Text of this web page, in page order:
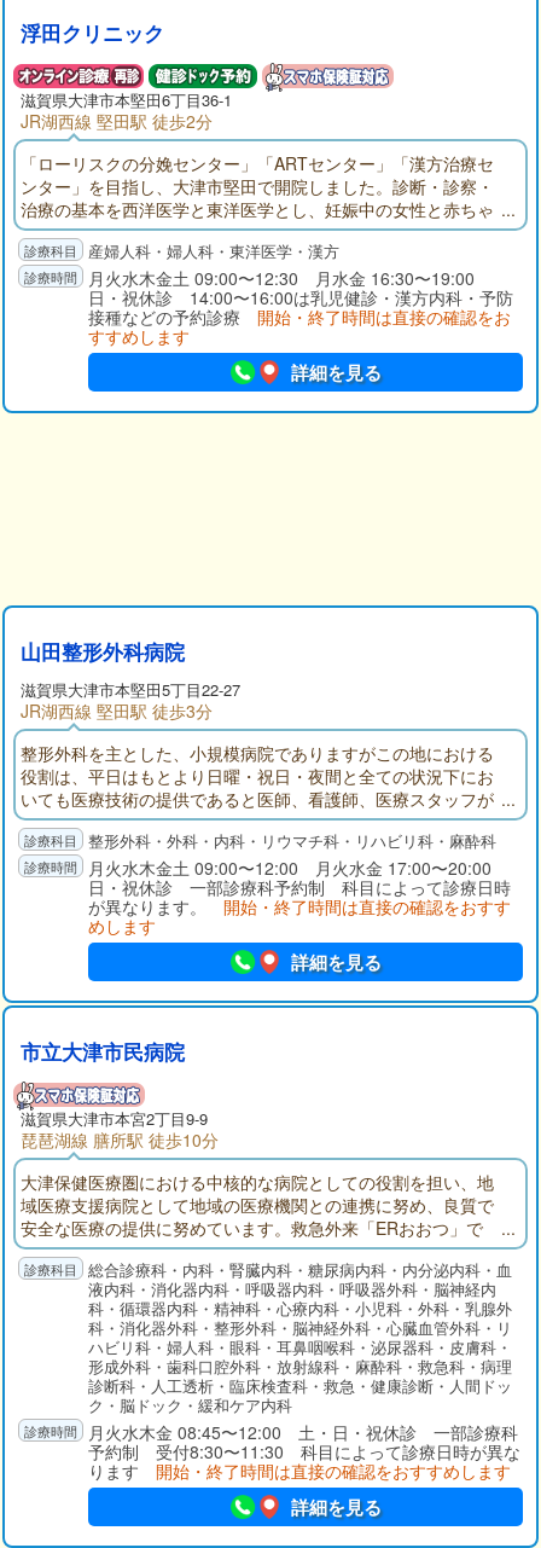
浮田クリニック
滋賀県大津市本堅田6丁目36-1
JR湖西線 堅田駅 徒歩2分
「ローリスクの分娩センター」「ARTセンター」「漢方治療セ
ンター」を目指し、大津市堅田で開院しました。診断・診察・
治療の基本を西洋医学と東洋医学とし、妊娠中の女性と赤ちゃ
んにできるだけ優しい医療を提供したいと考えます。また、子
育て中・更年期・老年期の女性とそのご家族の健康をサポート
できる医療機関を目指してまいります。
産婦人科・婦人科・東洋医学・漢方
月火水木金土 09:00〜12:30 月水金 16:30〜19:00
日・祝休診 14:00〜16:00は乳児健診・漢方内科・予防
接種などの予約診療 開始・終了時間は直接の確認をお
すすめします
詳細を見る
山田整形外科病院
滋賀県大津市本堅田5丁目22-27
JR湖西線 堅田駅 徒歩3分
整形外科を主とした、小規模病院でありますがこの地における
役割は、平日はもとより日曜・祝日・夜間と全ての状況下にお
いても医療技術の提供であると医師、看護師、医療スタッフが
一つのチームとなってお応えしています。
整形外科・外科・内科・リウマチ科・リハビリ科・麻酔科
月火水木金土 09:00〜12:00 月火水金 17:00〜20:00
日・祝休診 一部診療科予約制 科目によって診療日時
が異なります。 開始・終了時間は直接の確認をおすす
めします
詳細を見る
市立大津市民病院
滋賀県大津市本宮2丁目9-9
琵琶湖線 膳所駅 徒歩10分
大津保健医療圏における中核的な病院としての役割を担い、地
域医療支援病院として地域の医療機関との連携に努め、良質で
安全な医療の提供に努めています。救急外来「ERおおつ」で
は、24時間365日「とまらない救急」を掲げ、救急専門医を中心
に他科医師やICUと速やかに連携しています。健診センターでは
各種検診や予防接種を行うとともに、早期発見から内視鏡およ
び外科的手術治療、化学療法、放射線治療そして緩和ケアにい
たるまで、シームレスで集学的ながん診療を提供しています。
総合診療科・内科・腎臓内科・糖尿病内科・内分泌内科・血
液内科・消化器内科・呼吸器内科・呼吸器外科・脳神経内
科・循環器内科・精神科・心療内科・小児科・外科・乳腺外
科・消化器外科・整形外科・脳神経外科・心臓血管外科・リ
ハビリ科・婦人科・眼科・耳鼻咽喉科・泌尿器科・皮膚科・
形成外科・歯科口腔外科・放射線科・麻酔科・救急科・病理
診断科・人工透析・臨床検査科・救急・健康診断・人間ドッ
ク・脳ドック・緩和ケア内科
月火水木金 08:45〜12:00 土・日・祝休診 一部診療科
予約制 受付8:30〜11:30 科目によって診療日時が異な
ります 開始・終了時間は直接の確認をおすすめします
詳細を見る